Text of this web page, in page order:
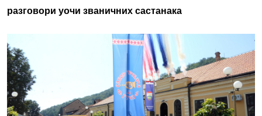
разговори уочи званичних састанака